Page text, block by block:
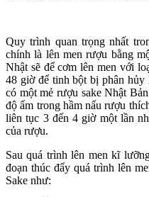
Quy trình quan trọng nhất
chính là lên men rượu bằng
Nhật sẽ để cơm lên men với
48 giờ để tinh bột bị phân
có một mẻ rượu sake Nhật
độ ẩm trong hầm nấu rượu
liên tục 3 đến 4 giờ một lần
của rượu.
Sau quá trình lên men kĩ
đoạn thúc đẩy quá trình lên
Sake như: